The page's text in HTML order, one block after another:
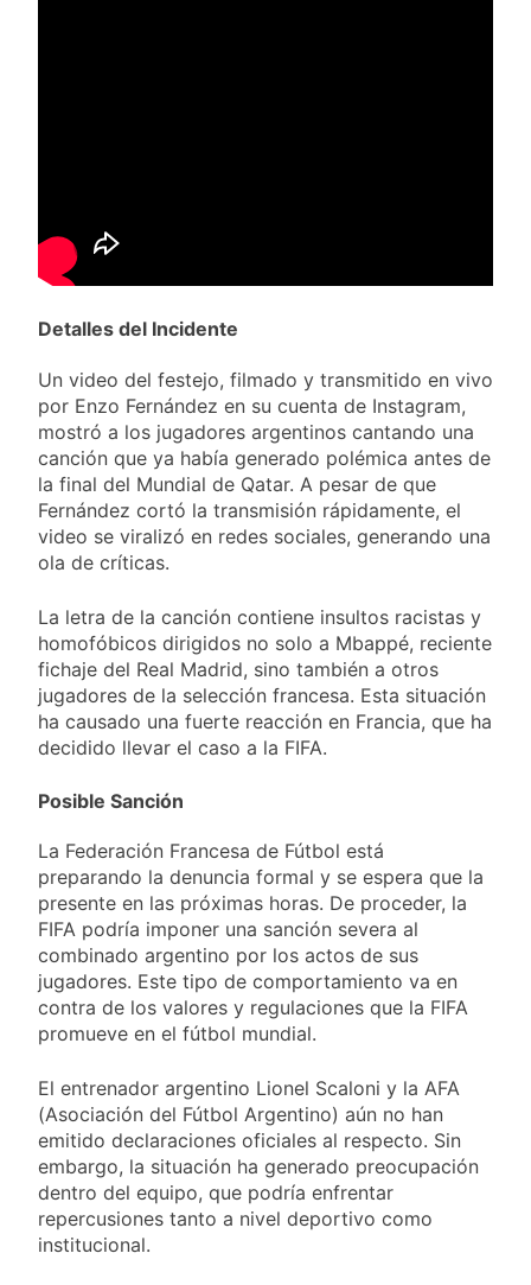
Detalles del Incidente
Un video del festejo, filmado y transmitido en vivo
por Enzo Fernández en su cuenta de Instagram,
mostró a los jugadores argentinos cantando una
canción que ya había generado polémica antes de
la final del Mundial de Qatar. A pesar de que
Fernández cortó la transmisión rápidamente, el
video se viralizó en redes sociales, generando una
ola de críticas.
La letra de la canción contiene insultos racistas y
homofóbicos dirigidos no solo a Mbappé, reciente
fichaje del Real Madrid, sino también a otros
jugadores de la selección francesa. Esta situación
ha causado una fuerte reacción en Francia, que ha
decidido llevar el caso a la FIFA.
Posible Sanción
La Federación Francesa de Fútbol está
preparando la denuncia formal y se espera que la
presente en las próximas horas. De proceder, la
FIFA podría imponer una sanción severa al
combinado argentino por los actos de sus
jugadores. Este tipo de comportamiento va en
contra de los valores y regulaciones que la FIFA
promueve en el fútbol mundial.
El entrenador argentino Lionel Scaloni y la AFA
(Asociación del Fútbol Argentino) aún no han
emitido declaraciones oficiales al respecto. Sin
embargo, la situación ha generado preocupación
dentro del equipo, que podría enfrentar
repercusiones tanto a nivel deportivo como
institucional.